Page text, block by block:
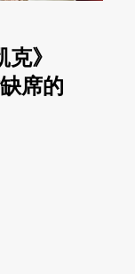
》
席的